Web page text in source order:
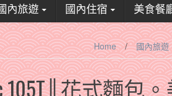
內旅遊 國內住宿 美食餐
Home / 國內旅遊
105T║花式麵